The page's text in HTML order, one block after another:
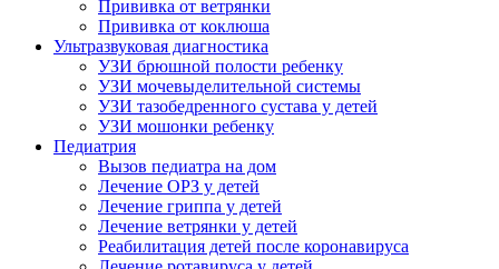
Прививка от ветрянки
Прививка от коклюша
Ультразвуковая диагностика
УЗИ брюшной полости ребенку
УЗИ мочевыделительной системы
УЗИ тазобедренного сустава у детей
УЗИ мошонки ребенку
Педиатрия
Вызов педиатра на дом
Лечение ОРЗ у детей
Лечение гриппа у детей
Лечение ветрянки у детей
Реабилитация детей после коронавируса